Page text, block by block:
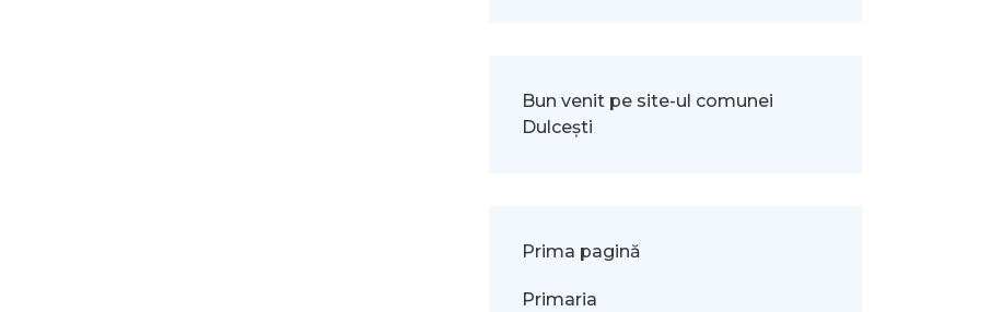
Bun venit pe site-ul comunei
Dulcești
Prima pagină
Primaria